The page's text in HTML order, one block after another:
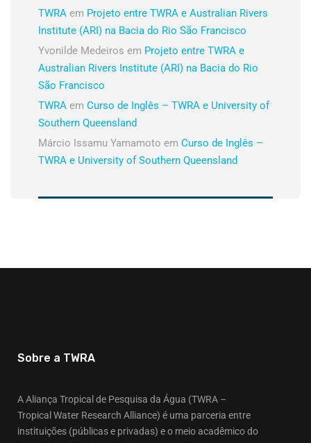
TWRA em Projeto entre TWRA e Australian Rivers
Institute (ARI) na Bacia do Rio São Francisco
Yvonilde Medeiros em Projeto entre TWRA e
Australian Rivers Institute (ARI) na Bacia do Rio
São Francisco
TWRA em Curso de Inglês – TWRA e University of
Southern Queensland
Márcio Issamu Yamamoto em Curso de Inglês –
TWRA e University of Southern Queensland
Sobre a TWRA
A Aliança Tropical de Pesquisa da Água (TWRA –
Tropical Water Research Alliance) é uma parceria entre
instituições (públicas e privadas) e o meio acadêmico do